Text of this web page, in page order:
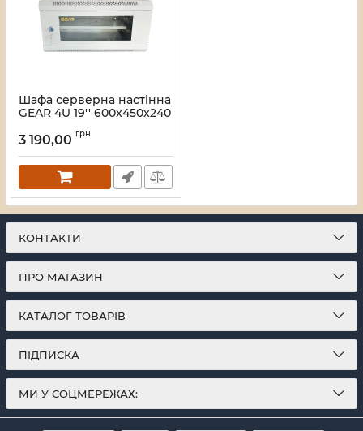
Шафа серверна настінна
GEAR 4U 19'' 600x450x240
450G)
Артикул:28_415
3 190,00 грн
КОНТАКТИ
ПРО МАГАЗИН
КАТАЛОГ ТОВАРІВ
ПІДПИСКА
МИ У СОЦМЕРЕЖАХ: